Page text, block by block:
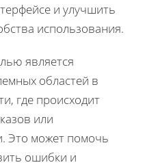
и улучшить
использования.
является
областей в
где происходит
или
Это может помочь
ошибки и